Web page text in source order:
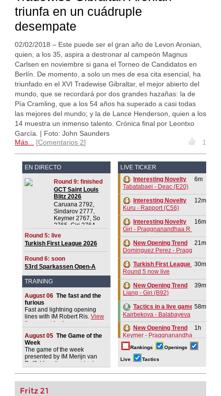
triunfa en un cuádruple
desempate
02/02/2018 – Este puede ser el gran año de Levon Aronian,
quien, a los 35, aspira a destronar al campeón Magnus
Carlsen en noviembre si gana el Torneo de Candidatos en
Berlín. De momento, a solo un mes de esa cita esencial, ha
triunfado en el XVI Tradewise Gibraltar, el mejor abierto del
mundo, que se recordará por dos grandes hazañas: la de
Pía Cramling, que a los 54 años ha superado a casi todas
las mejores del mundo; y la de Lance Henderson, quien a los
14 muestra un inmenso talento. Crónica final por Leontxo
García. | Foto: John Saunders
Más...
Comentarios 2 1
EN DIRECTO
Round 9: finished
GCT Saint Louis
Blitz 2026
Caruana 2792,
Sindarov 2777,
Keymer 2767, So
2765, Giri 2764,
Praggnanandhaa R
2750, Dominguez
Perez 2732, Van
Foreest 2728,
Aronian 2721
Round 5: live
Turkish First League 2026
Round 6: soon
53rd Sparkassen Open-A
TRAINING
August 06 The fast and the
furious
Fast and lightning opening
lines with IM Robert Ris. View
the new video!
August 05 The Game of the
Week
The game of the week
presented by IM Merijn van
Delft. View the new video!
LIVE TICKER
Interesting Novelty
Tabatabaei - Deac (E20)
6m
Interesting Novelty
Kuru - Rapport (C56)
12m
Interesting Novelty
Giri - Praggnanandhaa R (B06)
16m
New Opening Trend
Dominguez Perez -
21m
Turkish First League 2026
Round 5 now live
30m
New Opening Trend
Liang - Giri (B92)
39m
Tactics in a live game
Kairbekova - Balabayeva
58m
New Opening Trend
Keymer - Praggnanandhaa R (D31)
1h
New Opening Trend
Keymer - So (C84)
1h
Rankings Openings
Live Tactics
Fritz 21